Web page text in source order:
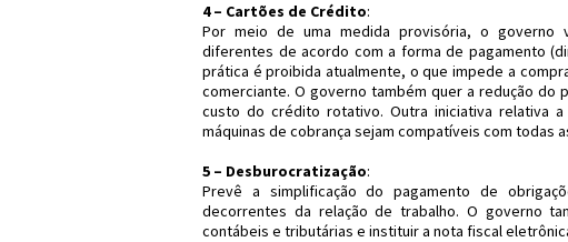
4 – Cartões de Crédito:
Por meio de uma medida provisória, o governo
diferentes de acordo com a forma de pagamento
prática é proibida atualmente, o que impede a
comerciante. O governo também quer a redução
custo do crédito rotativo. Outra iniciativa relativa
máquinas de cobrança sejam compatíveis com todas
5 – Desburocratização:
Prevê a simplificação do pagamento de
decorrentes da relação de trabalho. O governo
contábeis e tributárias e instituir a nota fiscal